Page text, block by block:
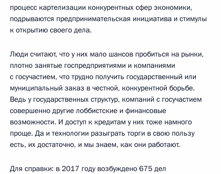
процесс картелизации конкурентных сфер экономики,
подрываются предпринимательская инициатива и стимулы
к открытию своего дела.
Люди считают, что у них мало шансов пробиться на рынки,
плотно занятые госпредприятиями и компаниями
с госучастием, что трудно получить государственный или
муниципальный заказ в честной, конкурентной борьбе.
Ведь у государственных структур, компаний с госучастием
совершенно другие лоббистские и финансовые
возможности. И доступ к кредитам у них тоже намного
проще. Да и технологии разыграть торги в свою пользу
есть, их достаточно, и мы знаем, как они работают.
Для справки: в 2017 году возбуждено 675 дел